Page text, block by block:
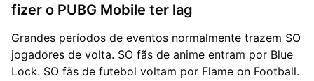
fizer o PUBG Mobile ter lag
Grandes períodos de eventos normalmente trazem SO
jogadores de volta. SO fãs de anime entram por Blue
Lock. SO fãs de futebol voltam por Flame on Football.